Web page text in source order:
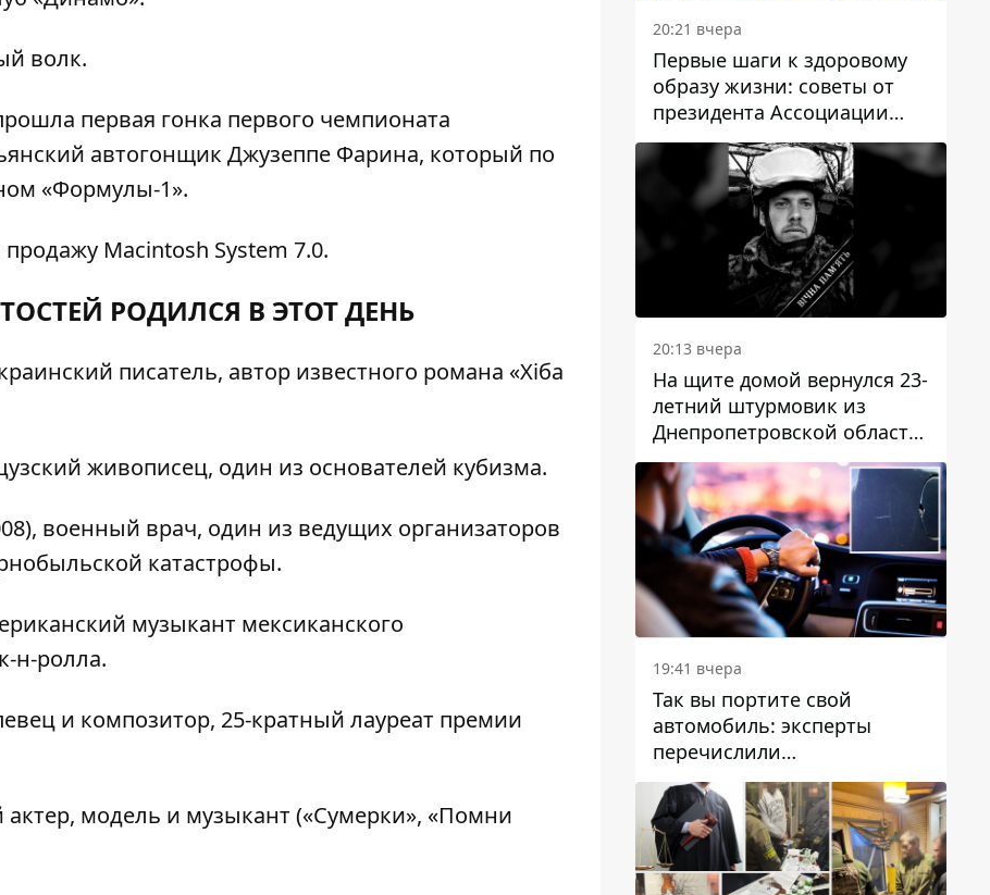
волк.
первая гонка первого чемпионата
автогонщик Джузеппе Фарина, который по
«Формулы-1».
Macintosh System 7.0.
РОДИЛСЯ В ЭТОТ ДЕНЬ
писатель, автор известного романа «Хіба
живописец, один из основателей кубизма.
военный врач, один из ведущих организаторов
катастрофы.
музыкант мексиканского
н-ролла.
и композитор, 25-кратный лауреат премии
модель и музыкант («Сумерки», «Помни
20:21 вчера
Первые шаги к здоровому
образу жизни: советы от
президента Ассоциации
диетологов Украины
20:13 вчера
На щите домой вернулся 23-
летний штурмовик из
Днепропетровской области
Богдан Бескровный
19:41 вчера
Так вы портите свой
автомобиль: эксперты
перечислили
распространенные
привычки водителей,
которые на самом деле
вредят машине